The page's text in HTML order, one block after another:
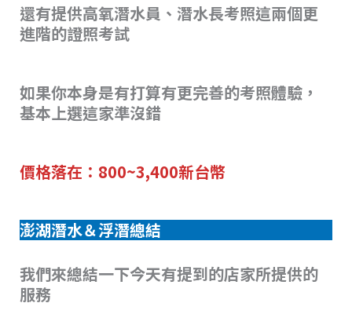
還有提供高氧潛水員、潛水長考照這兩個更
進階的證照考試
如果你本身是有打算有更完善的考照體驗，
基本上選這家準沒錯
價格落在：800~3,400新台幣
澎湖潛水＆浮潛總結
我們來總結一下今天有提到的店家所提供的
服務